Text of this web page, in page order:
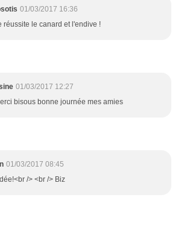
01/03/2017 16:36
réussite le canard et l'endive !
01/03/2017 12:27
bisous bonne journée mes amies
01/03/2017 08:45
/> <br /> Biz